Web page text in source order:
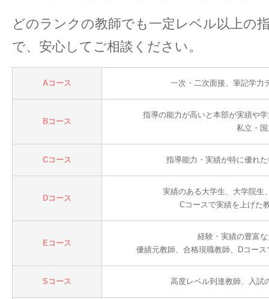
どのランクの教師でも一定レベル以上の
で、安心してご相談ください。
Aコース 一次・二次面接、筆記学力
Bコース
指導の能力が高いと本部が実績や
私立・
Cコース 指導能力・実績が特に優れ
Dコース
実績のある大学生、大学院生
Cコースで実績を上げた
Eコース
経験・実績の豊富
優績元教師、合格現職教師、Dコー
Sコース 高度レベル到達教師、入試